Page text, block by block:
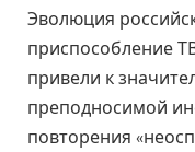
Эволюция
приспособление
привели к
преподносимой
повторения